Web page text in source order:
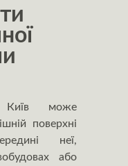
Київ може
поверхні
неї,
або